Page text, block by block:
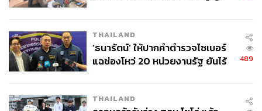
การปล่อยคาร์บอนไดออกไซด์จากภาคพลังงานและคมนาคม
ขนส่ง ภาคของเสีย ภาคกระบวนการอุตสาหกรรมและการ
ใช้ผลิตภัณฑ์ และภาคเกษตรกรรม คือ
ความเป็นกลางทางคาร์บอนภายใน พ.ศ. 2613 ซึ่งจะมี
จ่ายหนี้-แอบระบุแบรนด์
THAILAND
‘ธนารัตน์’ ให้ปากคำตำรวจไซเบอร์
แฉช่องโหว่ 20 หน่วยงานรัฐ ยันไร้
489
THAILAND